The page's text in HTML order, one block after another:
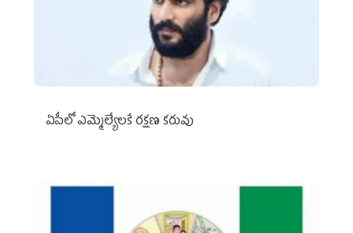
ఏపీలో ఎమ్మెల్యేల‌కే ర‌క్ష‌ణ క‌రువు